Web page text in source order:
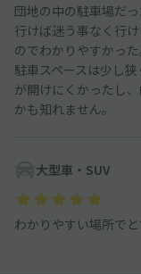
団地の中の駐車場だ
行けば迷う事なく行
のでわかりやすかった
駐車スペースは少し
が開けにくかったし
かも知れません。
大型車・SUV
わかりやすい場所でと